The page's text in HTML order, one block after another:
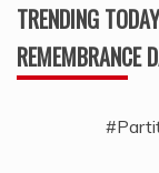
TRENDING
REMEMBRANCE